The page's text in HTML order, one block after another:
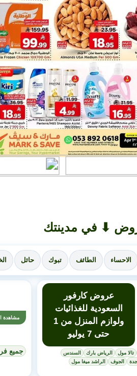
⬇ في مدينتك
الاحساء الطائف تبوك حائل
عروض كارفور
السعودية للغذائيات
ولوازم المنزل من 1
حتى 7 يوليو
تالا مول الرياض بارك
السندس
الجوف
الراشد ميغا مول
مشاهدة
جميع